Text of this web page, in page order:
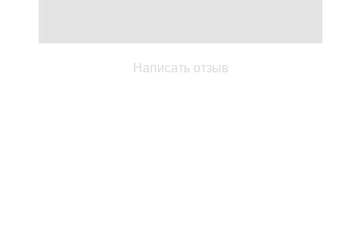
Написать отзыв